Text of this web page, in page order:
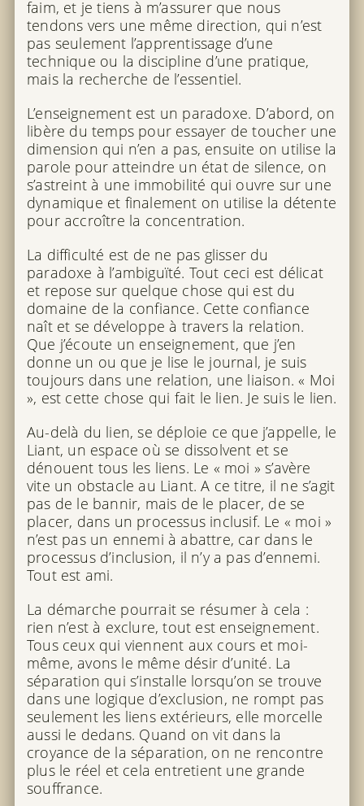
faim, et je tiens à m’assurer que nous
tendons vers une même direction, qui n’est
pas seulement l’apprentissage d’une
technique ou la discipline d’une pratique,
mais la recherche de l’essentiel.
L’enseignement est un paradoxe. D’abord, on
libère du temps pour essayer de toucher une
dimension qui n’en a pas, ensuite on utilise la
parole pour atteindre un état de silence, on
s’astreint à une immobilité qui ouvre sur une
dynamique et finalement on utilise la détente
pour accroître la concentration.
La difficulté est de ne pas glisser du
paradoxe à l’ambiguïté. Tout ceci est délicat
et repose sur quelque chose qui est du
domaine de la confiance. Cette confiance
naît et se développe à travers la relation.
Que j’écoute un enseignement, que j’en
donne un ou que je lise le journal, je suis
toujours dans une relation, une liaison. « Moi
», est cette chose qui fait le lien. Je suis le lien.
Au-delà du lien, se déploie ce que j’appelle, le
Liant, un espace où se dissolvent et se
dénouent tous les liens. Le « moi » s’avère
vite un obstacle au Liant. A ce titre, il ne s’agit
pas de le bannir, mais de le placer, de se
placer, dans un processus inclusif. Le « moi »
n’est pas un ennemi à abattre, car dans le
processus d’inclusion, il n’y a pas d’ennemi.
Tout est ami.
La démarche pourrait se résumer à cela :
rien n’est à exclure, tout est enseignement.
Tous ceux qui viennent aux cours et moi-
même, avons le même désir d’unité. La
séparation qui s’installe lorsqu’on se trouve
dans une logique d’exclusion, ne rompt pas
seulement les liens extérieurs, elle morcelle
aussi le dedans. Quand on vit dans la
croyance de la séparation, on ne rencontre
plus le réel et cela entretient une grande
souffrance.